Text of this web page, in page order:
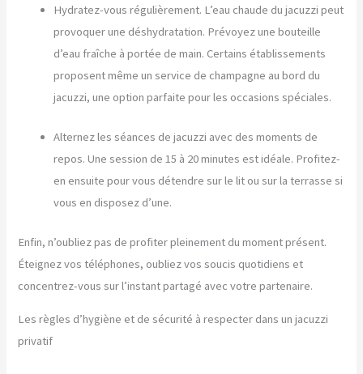
Hydratez-vous régulièrement. L’eau chaude du jacuzzi peut
provoquer une déshydratation. Prévoyez une bouteille
d’eau fraîche à portée de main. Certains établissements
proposent même un service de champagne au bord du
jacuzzi, une option parfaite pour les occasions spéciales.
Alternez les séances de jacuzzi avec des moments de
repos. Une session de 15 à 20 minutes est idéale. Profitez-
en ensuite pour vous détendre sur le lit ou sur la terrasse si
vous en disposez d’une.
Enfin, n’oubliez pas de profiter pleinement du moment présent.
Éteignez vos téléphones, oubliez vos soucis quotidiens et
concentrez-vous sur l’instant partagé avec votre partenaire.
Les règles d’hygiène et de sécurité à respecter dans un jacuzzi
privatif